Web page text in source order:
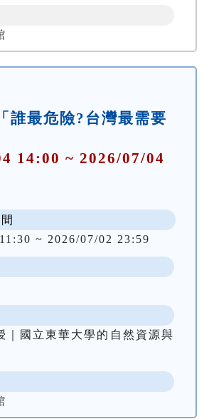
誰最危險?台灣最需要
14:00 ~ 2026/07/04
~ 2026/07/02 23:59
｜國立東華大學的自然資源與